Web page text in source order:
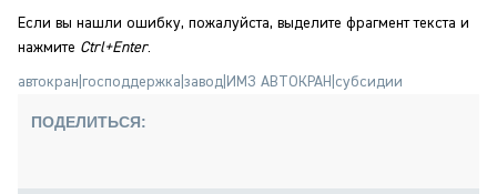
Если вы нашли ошибку, пожалуйста, выделите фрагмент текста и
нажмите Ctrl+Enter.
автокран господдержка завод ИМЗ АВТОКРАН субсидии
ПОДЕЛИТЬСЯ: